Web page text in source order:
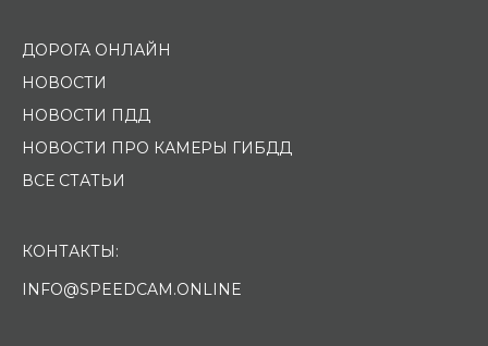
ДОРОГА ОНЛАЙН
НОВОСТИ
НОВОСТИ ПДД
НОВОСТИ ПРО КАМЕРЫ ГИБДД
ВСЕ СТАТЬИ
КОНТАКТЫ:
INFO@SPEEDCAM.ONLINE